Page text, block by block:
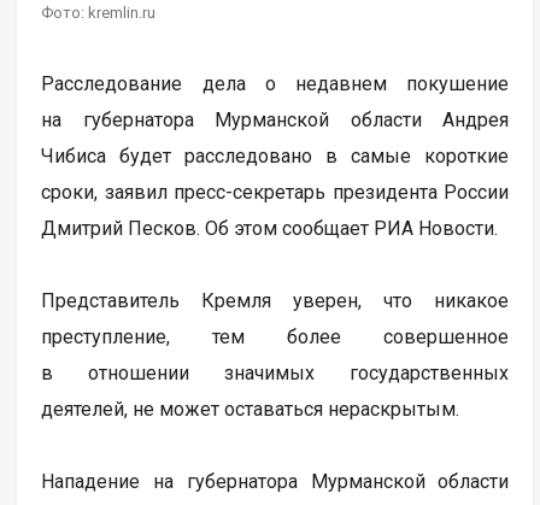
Фото: kremlin.ru
Расследование дела о недавнем покушение
на губернатора Мурманской области Андрея
Чибиса будет расследовано в самые короткие
сроки, заявил пресс-секретарь президента России
Дмитрий Песков. Об этом сообщает РИА Новости.
Представитель Кремля уверен, что никакое
преступление, тем более совершенное
в отношении значимых государственных
деятелей, не может оставаться нераскрытым.
Нападение на губернатора Мурманской области